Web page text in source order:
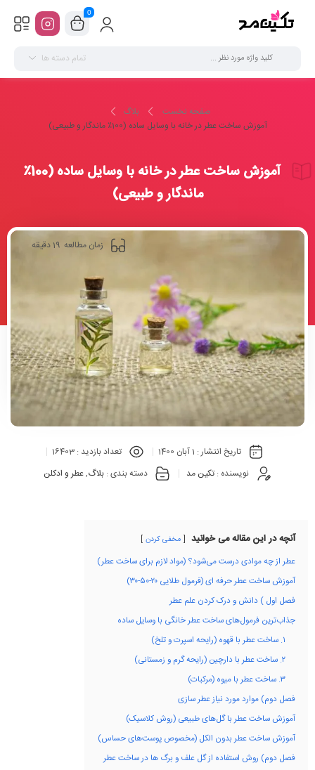
0
تمام دسته ها
صفحه نخست
بلاگ
آموزش ساخت عطر در خانه با وسایل ساده (100٪ ماندگار و طبیعی)
آموزش ساخت عطر در خانه با وسایل ساده (100٪
ماندگار و طبیعی)
زمان مطالعه 19دقیقه
تاریخ انتشار : 1 آبان 1400 تعداد بازدید :16403
نویسنده : تکین مد دسته بندی : بلاگ,عطر و ادکلن
آنچه در این مقاله می خوانید مخفی کردن
عطر از چه موادی درست می‌شود؟ (مواد لازم برای ساخت عطر)
آموزش ساخت عطر حرفه ای (فرمول طلایی ۲۰-۵۰-۳۰)
فصل اول ) دانش و درک کردن علم عطر
جذاب‌ترین فرمول‌های ساخت عطر خانگی با وسایل ساده
۱. ساخت عطر با قهوه (رایحه اسپرت و تلخ)
۲. ساخت عطر با دارچین (رایحه گرم و زمستانی)
۳. ساخت عطر با میوه (مرکبات)
فصل دوم) موارد مورد نیاز عطر سازی
آموزش ساخت عطر با گل‌های طبیعی (روش کلاسیک)
آموزش ساخت عطر بدون الکل (مخصوص پوست‌های حساس)
فصل دوم) روش استفاده از گل علف و برگ ها در ساخت عطر